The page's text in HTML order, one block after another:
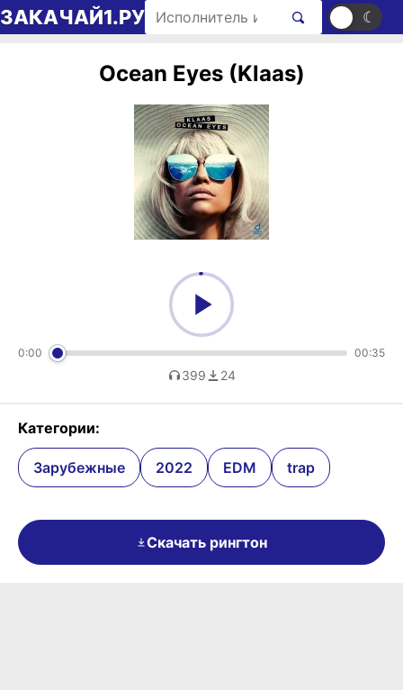
Перейти к содержимому
ЗАКАЧАЙ1.РУ Поиск рингтонов ☀ ☾
Ocean Eyes (Klaas)
0:00 00:35
399 24
Категории:
Зарубежные 2022 EDM trap
Скачать рингтон